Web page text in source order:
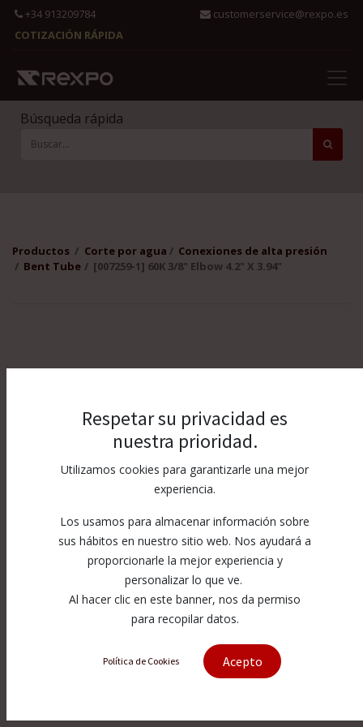
+34 913209784
customerservice@rexpo.es
COTIZACIÓN RÁPIDA
Búsqueda rápida
Productos Corte por agua
Conexiones de alta presión
Bent Tube
[007259-1] 60K 3/8" Elbow 4.2" X 3.94"
[007259-1] 60K 3/8" Elbow 4.2" X
Respetar su privacidad es
nuestra prioridad.
Utilizamos cookies para garantizarle una mejor
experiencia.
Los usamos para almacenar información sobre
sus hábitos en nuestro sitio web. Nos ayudará a
proporcionarle la mejor experiencia y
personalizar lo que ve.
Al hacer clic en este banner, nos da permiso
para recopilar datos.
Política de Cookies Acepto